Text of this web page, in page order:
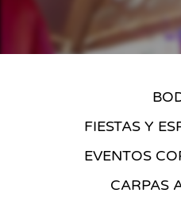
FIESTAS Y
EVENTOS
CARPAS